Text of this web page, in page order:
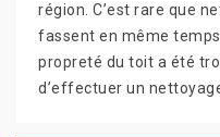
région. C’est rare que
fassent en même
propreté du toit a été
d’effectuer un